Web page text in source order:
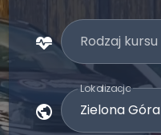
Rodzaj kursu
Lokalizacja